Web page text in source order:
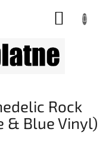
Rock
& Blue Vinyl)